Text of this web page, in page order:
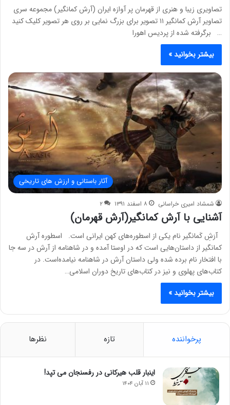
تصاویری زیبا و هنری از قهرمان پر آوازه ایران (آرش کمانگیر) مجموعه سری
تصاویر آرش کمانگیر ۱۱ تصویر برای بزرگ نمایی بر روی هر تصویر کلیک کنید
… برگرفته شده از پردیس اهورا
بیشتر بخوانید »
آثار باستانی و ارزش های تاریخی
شمشاد امیری خراسانی ۸ اسفند ۱۳۹۱ ۲
آشنایی با آرش کمانگیر(آرش قهرمان)
آرَشِ کَمانگیر نام یکی از اسطوره‌های کهن ایرانی است. اسطوره آرش
کمانگیر از داستان‌هایی است که در اوستا آمده و در شاهنامه از آرش در سه جا
با افتخار نام برده شده ولی داستان آرش در شاهنامه نیامده‌است. در
کتاب‌های پهلوی و نیز در کتاب‌های تاریخ دوران اسلامی…
بیشتر بخوانید »
پرخواننده تازه نظرها
اینبار قلب هیرکانی در رفسنجان می تپد!
۱۱ آبان ۱۴۰۴